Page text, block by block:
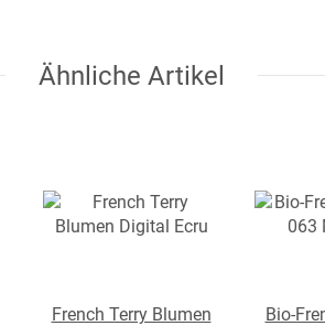
Ähnliche Artikel
French Terry Blumen
Bio-